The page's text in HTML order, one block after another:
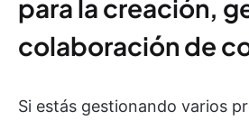
para la creación,
colaboración de
Si estás gestionando varios